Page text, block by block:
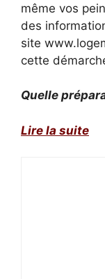
même vos
des
site
cette
Quelle
Lire la suite